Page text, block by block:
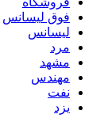
فوق لیسانس
لیسانس
مرد
مشهد
مهندس
نفت
یزد